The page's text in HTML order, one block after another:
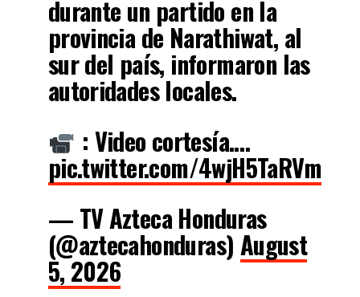
durante un partido en la
provincia de Narathiwat, al
sur del país, informaron las
autoridades locales.
: Video cortesía.…
pic.twitter.com/4wjH5TaRVm
— TV Azteca Honduras
(@aztecahonduras) August
5, 2026